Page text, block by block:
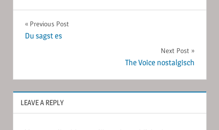
Post
navigation
Previous Post
Du sagst es
Next Post
The Voice nostalgisch
LEAVE A REPLY